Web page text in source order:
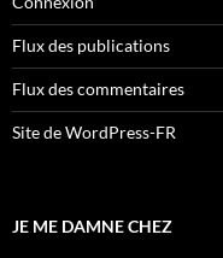
Flux des publications
Flux des commentaires
Site de WordPress-FR
JE ME DAMNE CHEZ